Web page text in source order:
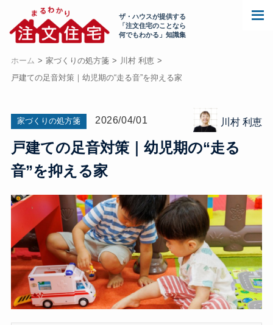
ザ・ハウスが提供する
「注文住宅のことなら
何でもわかる」知識集
ホーム 家づくりの処方箋
川村 利恵
戸建ての足音対策｜幼児期の“走る音”を抑える家
家づくりの処方箋 2026/04/01 川村 利恵
戸建ての足音対策｜幼児期の“走る
音”を抑える家